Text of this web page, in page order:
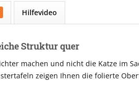
Hilfevideo
Struktur quer
machen und nicht die Katze im
zeigen Ihnen die folierte